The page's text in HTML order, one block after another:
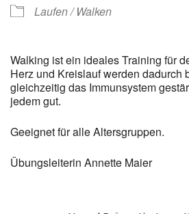
Laufen / Walken
Walking ist ein ideales Training für
Herz und Kreislauf werden dadurch
gleichzeitig das Immunsystem
jedem gut.
Geeignet für alle Altersgruppen.
Übungsleiterin Annette Maier